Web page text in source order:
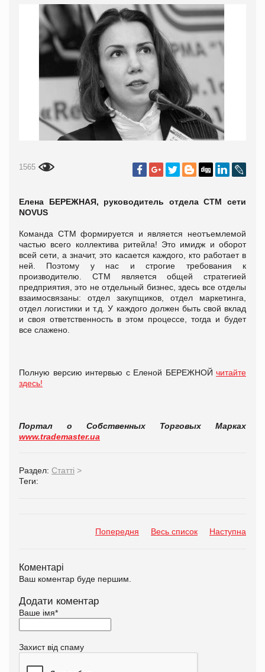
1565
Елена БЕРЕЖНАЯ, руководитель отдела СТМ сети
NOVUS
Команда СТМ формируется и является неотъемлемой
частью всего коллектива ритейла! Это имидж и оборот
всей сети, а значит, это касается каждого, кто работает в
ней. Поэтому у нас и строгие требования к
производителю. СТМ является общей стратегией
предприятия, это не отдельный бизнес, здесь все отделы
взаимосвязаны: отдел закупщиков, отдел маркетинга,
отдел логистики и т.д. У каждого должен быть свой вклад
и своя ответственность в этом процессе, тогда и будет
все слажено.
Полную версию интервью с Еленой БЕРЕЖНОЙ читайте
здесь!
Портал о Собственных Торговых Марках
www.trademaster.ua
Раздел: Статті >
Теги:
Попередня Весь список Наступна
Коментарі
Ваш коментар буде першим.
Додати коментар
Ваше імя*
Захист від спаму